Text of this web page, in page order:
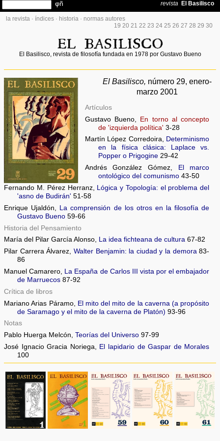
la revista · índices · historia · normas autores
19 20 21 22 23 24 25 26 27 28 29 30
El Basilisco, revista de filosofía fundada en 1978 por Gustavo Bueno
El Basilisco, número 29, enero-
marzo 2001
Artículos
Gustavo Bueno, En torno al concepto
de 'izquierda política' 3-28
Martín López Corredoira, Determinismo
en la física clásica: Laplace vs.
Popper o Prigogine 29-42
Andrés González Gómez,
El marco
ontológico del comunismo 43-50
Fernando M. Pérez Herranz, Lógica y Topología: el problema del
'asno de Budirán' 51-58
Enrique Ujaldón,
La comprensión de los otros en la filosofía de
Gustavo Bueno 59-66
Historia del Pensamiento
María del Pilar García Alonso, La idea fichteana de cultura 67-82
Pilar Carrera Álvarez, Walter Benjamin: la ciudad y la demora83-
86
Manuel Camarero, La España de Carlos III vista por el embajador
de Marruecos 87-92
Crítica de libros
Mariano Arias Páramo, El mito del mito de la caverna (a propósito
de Saramago y el mito de la caverna de Platón) 93-96
Notas
Pablo Huerga Melcón,Teorías del Universo 97-99
José Ignacio Gracia Noriega, El lapidario de Gaspar de Morales
100